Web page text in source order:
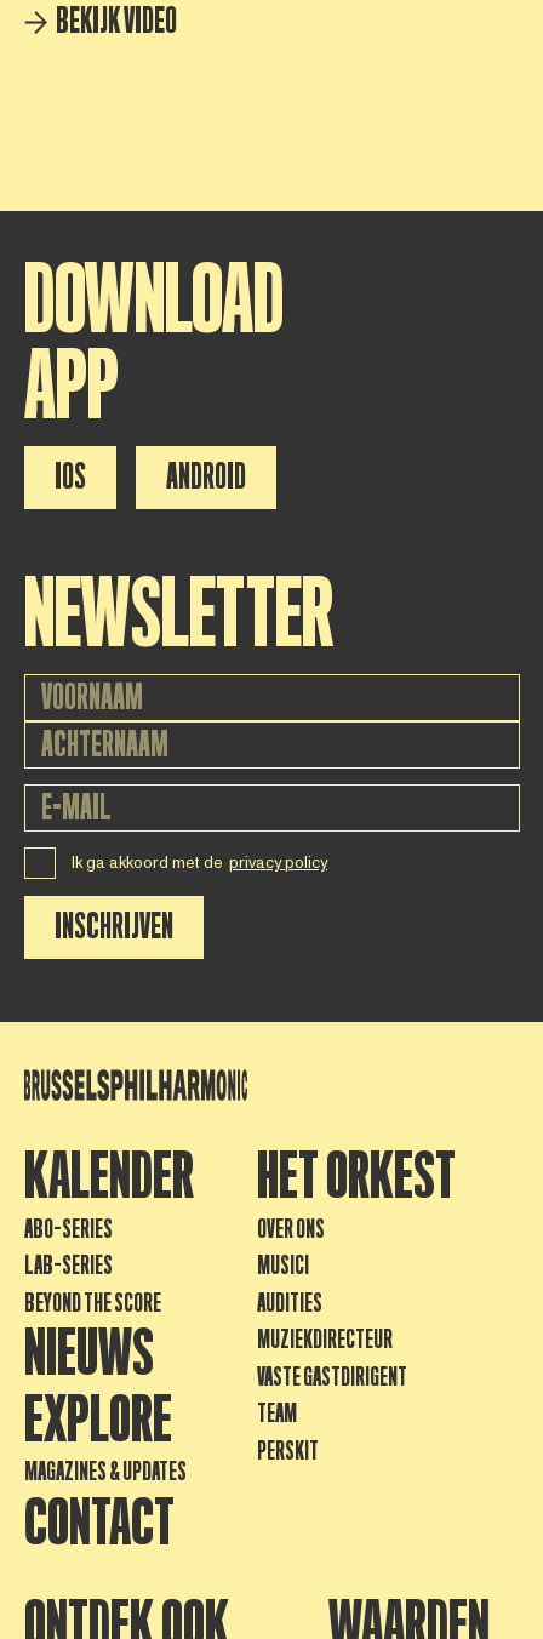
BEKIJK VIDEO
DOWNLOAD
APP
IOS ANDROID
NEWSLETTER
Ik ga akkoord met de privacy policy
INSCHRIJVEN
KALENDER
ABO-SERIES
LAB-SERIES
BEYOND THE SCORE
NIEUWS
EXPLORE
MAGAZINES & UPDATES
CONTACT
HET ORKEST
OVER ONS
MUSICI
AUDITIES
MUZIEKDIRECTEUR
VASTE GASTDIRIGENT
TEAM
PERSKIT